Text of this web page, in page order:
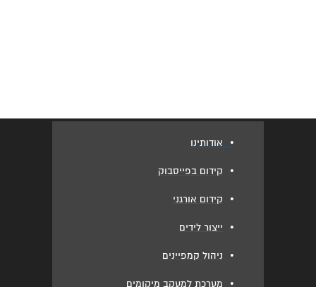
• אודותינו
• קידום בפייסבוק
• קידום אורגני
• ייצור לידים
• ניהול קמפיינים
• מערכת למעקב מיקומים